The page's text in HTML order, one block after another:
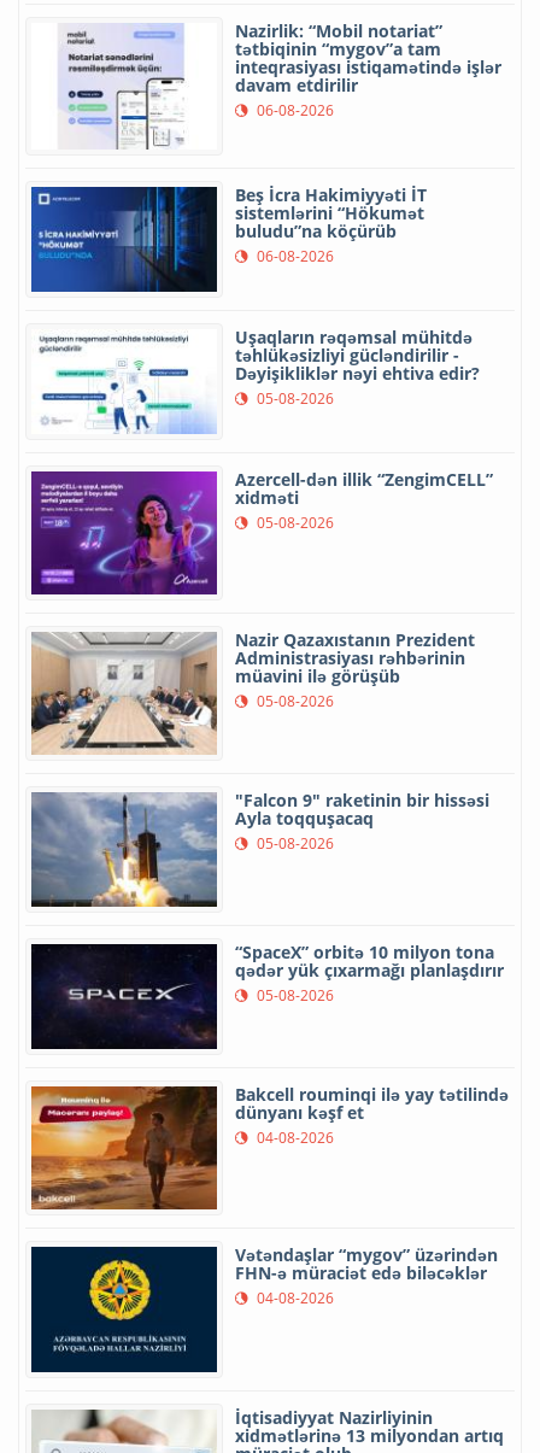
Nazirlik: “Mobil notariat”
tətbiqinin “mygov”a tam
inteqrasiyası istiqamətində işlər
davam etdirilir
06-08-2026
Beş İcra Hakimiyyəti İT
sistemlərini “Hökumət
buludu”na köçürüb
06-08-2026
Uşaqların rəqəmsal mühitdə
təhlükəsizliyi gücləndirilir -
Dəyişikliklər nəyi ehtiva edir?
05-08-2026
Azercell-dən illik “ZengimCELL”
xidməti
05-08-2026
Nazir Qazaxıstanın Prezident
Administrasiyası rəhbərinin
müavini ilə görüşüb
05-08-2026
"Falcon 9" raketinin bir hissəsi
Ayla toqquşacaq
05-08-2026
“SpaceX” orbitə 10 milyon tona
qədər yük çıxarmağı planlaşdırır
05-08-2026
Bakcell rouminqi ilə yay tətilində
dünyanı kəşf et
04-08-2026
Vətəndaşlar “mygov” üzərindən
FHN-ə müraciət edə biləcəklər
04-08-2026
İqtisadiyyat Nazirliyinin
xidmətlərinə 13 milyondan artıq